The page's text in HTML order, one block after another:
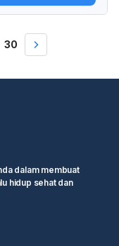
30
dalam membuat
hidup sehat dan